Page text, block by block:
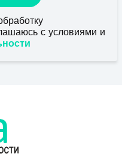
с условиями и